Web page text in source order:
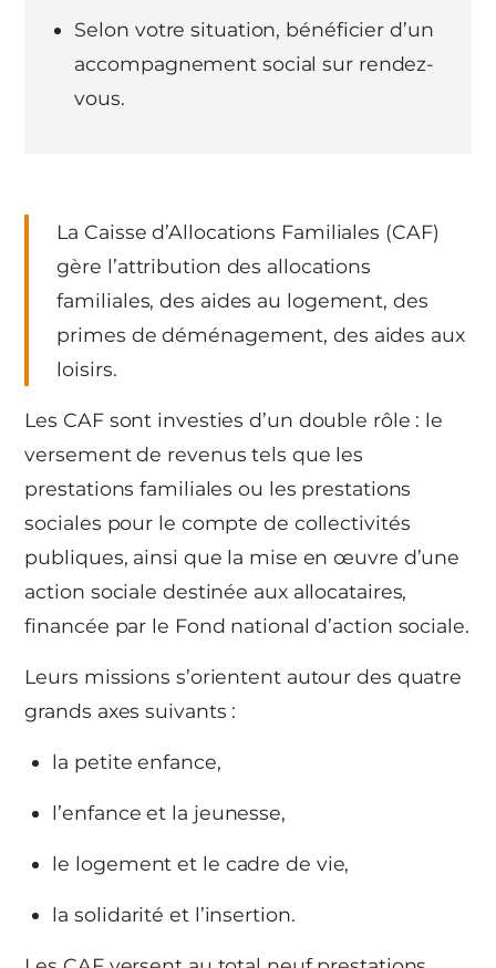
La Caisse d’Allocations Familiales (CAF)
gère l’attribution des allocations
familiales, des aides au logement, des
primes de déménagement, des aides aux
loisirs.
Les CAF sont investies d’un double rôle : le
versement de revenus tels que les
prestations familiales ou les prestations
sociales pour le compte de collectivités
publiques, ainsi que la mise en œuvre d’une
action sociale destinée aux allocataires,
financée par le Fond national d’action sociale.
Leurs missions s’orientent autour des quatre
grands axes suivants :
la petite enfance,
l’enfance et la jeunesse,
le logement et le cadre de vie,
la solidarité et l’insertion.
Selon votre situation, bénéficier d’un
accompagnement social sur rendez-
vous.